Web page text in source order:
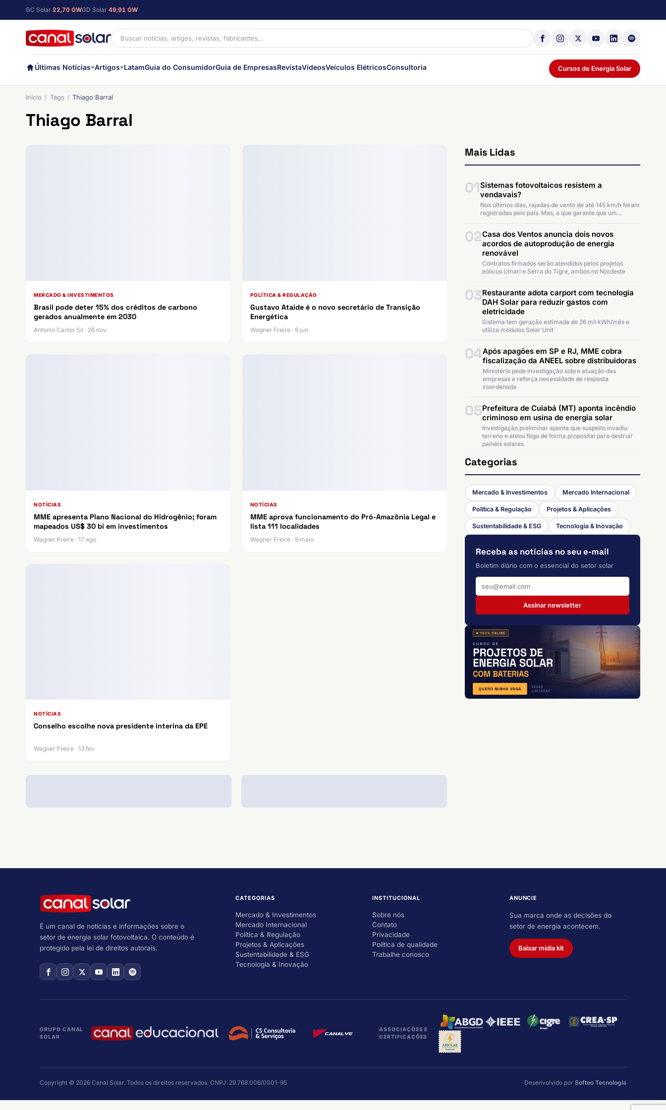
GC Solar 22,70 GWGD Solar 49,91 GW
Últimas Notícias Artigos LatamGuia do ConsumidorGuia de EmpresasRevistaVídeosVeículos ElétricosConsultoria Cursos de Energia Solar
Início Tags Thiago Barral
Thiago Barral
MERCADO & INVESTIMENTOS
Brasil pode deter 15% dos créditos de carbono
gerados anualmente em 2030
Antonio Carlos Sil · 26 nov
POLÍTICA & REGULAÇÃO
Gustavo Ataide é o novo secretário de Transição
Energética
Wagner Freire · 9 jun
NOTÍCIAS
MME apresenta Plano Nacional do Hidrogênio; foram
mapeados US$ 30 bi em investimentos
Wagner Freire · 17 ago
NOTÍCIAS
MME aprova funcionamento do Pró-Amazônia Legal e
lista 111 localidades
Wagner Freire · 9 maio
NOTÍCIAS
Conselho escolhe nova presidente interina da EPE
Wagner Freire · 13 fev
Mais Lidas
01Sistemas fotovoltaicos resistem a
vendavais?
Nos últimos dias, rajadas de vento de até 145 km/h foram
registradas pelo país. Mas, o que garante que um…
02Casa dos Ventos anuncia dois novos
acordos de autoprodução de energia
renovável
Contratos firmados serão atendidos pelos projetos
eólicos Umari e Serra do Tigre, ambos no Nordeste
03Restaurante adota carport com tecnologia
DAH Solar para reduzir gastos com
eletricidade
Sistema tem geração estimada de 26 mil kWh/mês e
utiliza módulos Solar Unit
04Após apagões em SP e RJ, MME cobra
fiscalização da ANEEL sobre distribuidoras
Ministério pede investigação sobre atuação das
empresas e reforça necessidade de resposta
coordenada
05Prefeitura de Cuiabá (MT) aponta incêndio
criminoso em usina de energia solar
Investigação preliminar aponta que suspeito invadiu
terreno e ateou fogo de forma proposital para destruir
painéis solares
Categorias
Mercado & Investimentos Mercado Internacional
Política & Regulação Projetos & Aplicações
Sustentabilidade & ESG Tecnologia & Inovação
Receba as notícias no seu e-mail
Boletim diário com o essencial do setor solar
Assinar newsletter
É um canal de notícias e informações sobre o
setor de energia solar fotovoltaica. O conteúdo é
protegido pela lei de direitos autorais.
CATEGORIAS
Mercado & Investimentos
Mercado Internacional
Política & Regulação
Projetos & Aplicações
Sustentabilidade & ESG
Tecnologia & Inovação
INSTITUCIONAL
Sobre nós
Contato
Privacidade
Política de qualidade
Trabalhe conosco
ANUNCIE
Sua marca onde as decisões do
setor de energia acontecem.
Baixar mídia kit
GRUPO CANAL
SOLAR
ASSOCIAÇÕES E
CERTIFICAÇÕES
Copyright © 2026 Canal Solar. Todos os direitos reservados. CNPJ: 29.768.006/0001-95 Desenvolvido por Softeo Tecnologia